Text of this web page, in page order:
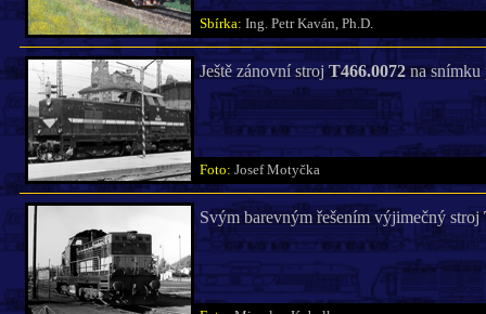
Sbírka: Ing. Petr Kaván, Ph.D.
Ještě zánovní strojT466.0072na snímku
Foto: Josef Motyčka
Svým barevným řešením výjimečný stroj